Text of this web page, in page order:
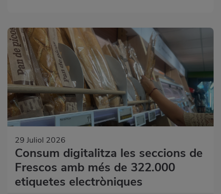
29 Juliol 2026
Consum digitalitza les seccions de
Frescos amb més de 322.000
etiquetes electròniques